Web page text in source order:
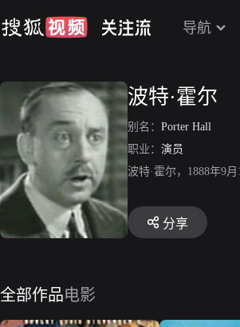
导航
波特·霍尔
别名： Porter Hall
职业： 演员
波特·霍尔，1888年9
分享
全部作品电影